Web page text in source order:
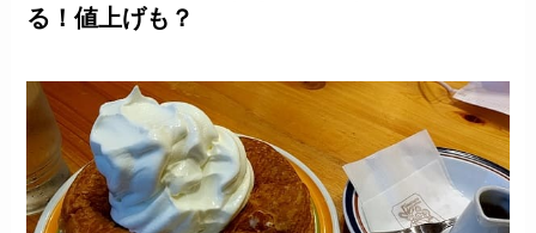
る！値上げも？